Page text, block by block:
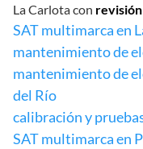
La Carlota con
SAT multimarca en
mantenimiento de
mantenimiento de
del Río
calibración y
SAT multimarca en